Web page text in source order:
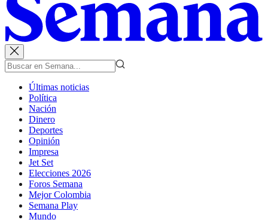
Últimas noticias
Política
Nación
Dinero
Deportes
Opinión
Impresa
Jet Set
Elecciones 2026
Foros Semana
Mejor Colombia
Semana Play
Mundo